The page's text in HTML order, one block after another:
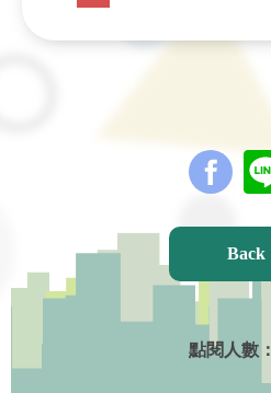
Back
點閱人數：